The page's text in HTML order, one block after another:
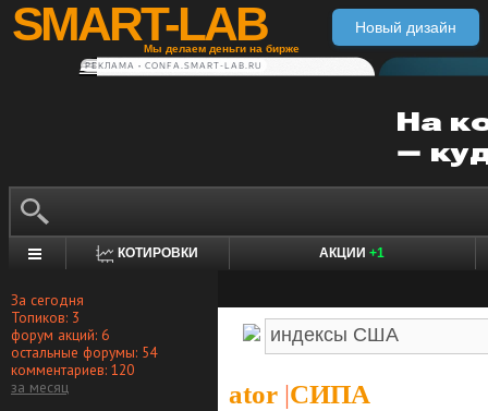
SMART-LAB
Мы делаем деньги на бирже
Новый дизайн
РЕКЛАМА • CONFA.SMART-LAB.RU
КОТИРОВКИ АКЦИИ +1
За сегодня
Топиков: 3
форум акций: 6
остальные форумы: 54
комментариев: 120
за месяц
ator |СИПА